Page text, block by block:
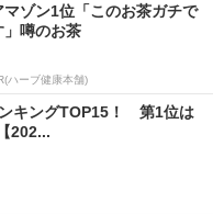
マゾン1位「このお茶ガチで
」噂のお茶
ハーブ健康本舗)
ンキングTOP15！ 第1位は
202...